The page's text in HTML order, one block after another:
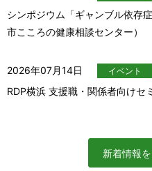
シンポジウム「ギャンブル依存
市こころの健康相談センター）
2026年07月14日 イベント
RDP横浜 支援職・関係者向けセ
新着情報